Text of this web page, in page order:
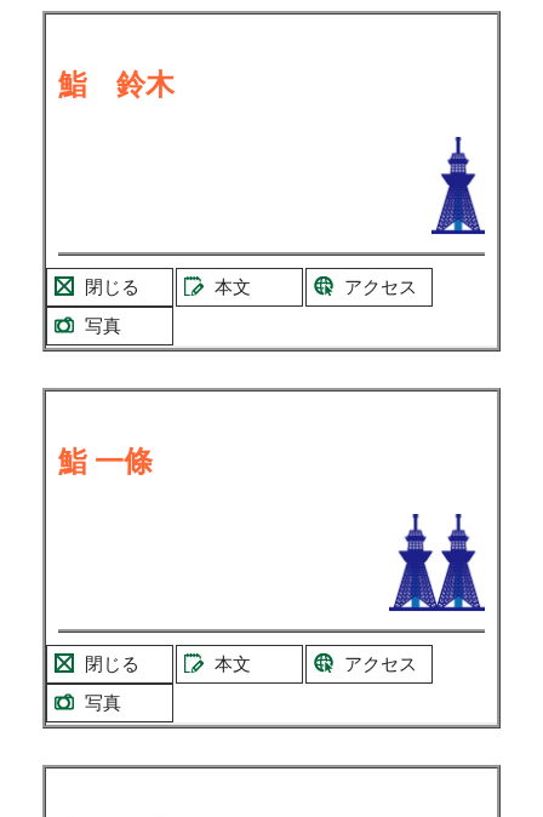
鮨 鈴木
閉じる 本文
アクセス
写真
鮨 一條
閉じる 本文
アクセス
写真